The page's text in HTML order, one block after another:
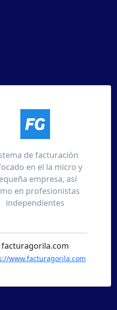
Administrador de
pendientes, reuniones,
expedientes de
trabajadores, clientes y
proveedores.
administradorpyme.com
https://